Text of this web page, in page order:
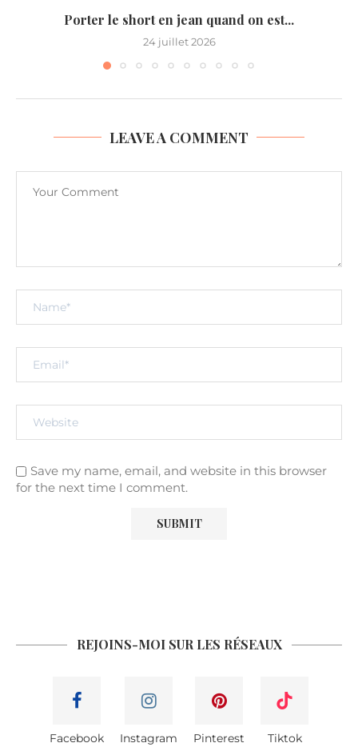
Porter le short en jean quand on est...
24 juillet 2026
LEAVE A COMMENT
Save my name, email, and website in this browser
for the next time I comment.
REJOINS-MOI SUR LES RÉSEAUX
Facebook Instagram Pinterest Tiktok